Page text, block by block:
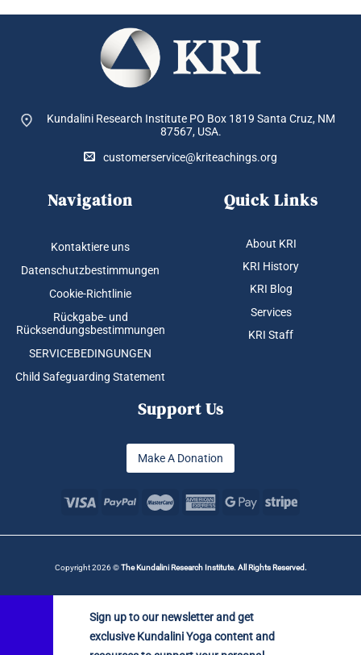
Kundalini Research Institute PO Box 1819 Santa Cruz, NM
87567, USA.
customerservice@kriteachings.org
Navigation
Kontaktiere uns
Datenschutzbestimmungen
Cookie-Richtlinie
Rückgabe- und
Rücksendungsbestimmungen
SERVICEBEDINGUNGEN
Child Safeguarding Statement
Quick Links
About KRI
KRI History
KRI Blog
Services
KRI Staff
Support Us
Make A Donation
Copyright 2026 ©The Kundalini Research Institute. All Rights Reserved.
Sign up to our newsletter and get
exclusive Kundalini Yoga content and